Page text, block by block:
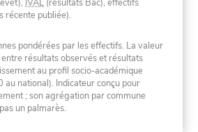
IVAL (résultats Bac), effectifs
récente publiée).
pondérées par les effectifs. La valeur
résultats observés et résultats
au profil socio-académique
au national). Indicateur conçu pour
; son agrégation par commune
un palmarès.